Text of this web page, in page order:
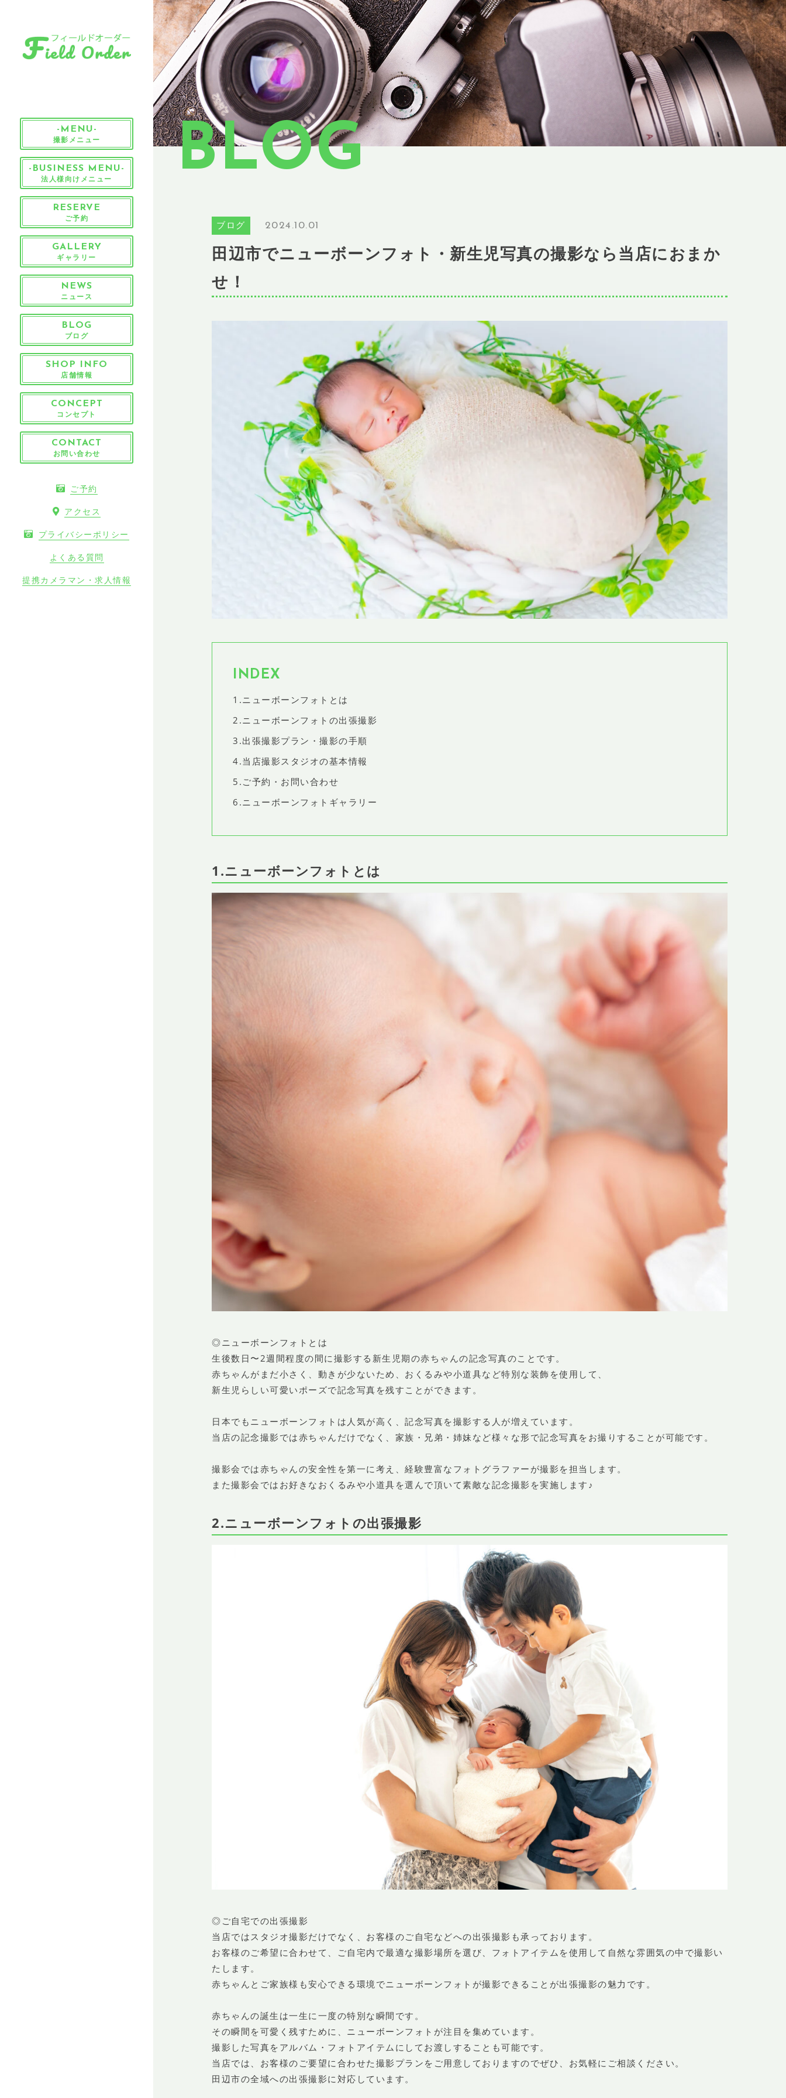
-MENU-
撮影メニュー
-BUSINESS MENU-
法人様向けメニュー
RESERVE
ご予約
GALLERY
ギャラリー
NEWS
ニュース
BLOG
ブログ
SHOP INFO
店舗情報
CONCEPT
コンセプト
CONTACT
お問い合わせ
ご予約
アクセス
プライバシーポリシー
よくある質問
提携カメラマン・求人情報
BLOG
ブログ 2024.10.01
田辺市でニューボーンフォト・新生児写真の撮影なら当店におまか
せ！
INDEX
1.ニューボーンフォトとは
2.ニューボーンフォトの出張撮影
3.出張撮影プラン・撮影の手順
4.当店撮影スタジオの基本情報
5.ご予約・お問い合わせ
6.ニューボーンフォトギャラリー
1.ニューボーンフォトとは
◎ニューボーンフォトとは
生後数日〜2週間程度の間に撮影する新生児期の赤ちゃんの記念写真のことです。
赤ちゃんがまだ小さく、動きが少ないため、おくるみや小道具など特別な装飾を使用して、
新生児らしい可愛いポーズで記念写真を残すことができます。
日本でもニューボーンフォトは人気が高く、記念写真を撮影する人が増えています。
当店の記念撮影では赤ちゃんだけでなく、家族・兄弟・姉妹など様々な形で記念写真をお撮りすることが可能です。
撮影会では赤ちゃんの安全性を第一に考え、経験豊富なフォトグラファーが撮影を担当します。
また撮影会ではお好きなおくるみや小道具を選んで頂いて素敵な記念撮影を実施します♪
2.ニューボーンフォトの出張撮影
◎ご自宅での出張撮影
当店ではスタジオ撮影だけでなく、お客様のご自宅などへの出張撮影も承っております。
お客様のご希望に合わせて、ご自宅内で最適な撮影場所を選び、フォトアイテムを使用して自然な雰囲気の中で撮影い
たします。
赤ちゃんとご家族様も安心できる環境でニューボーンフォトが撮影できることが出張撮影の魅力です。
赤ちゃんの誕生は一生に一度の特別な瞬間です。
その瞬間を可愛く残すために、ニューボーンフォトが注目を集めています。
撮影した写真をアルバム・フォトアイテムにしてお渡しすることも可能です。
当店では、お客様のご要望に合わせた撮影プランをご用意しておりますのでぜひ、お気軽にご相談ください。
田辺市の全域への出張撮影に対応しています。